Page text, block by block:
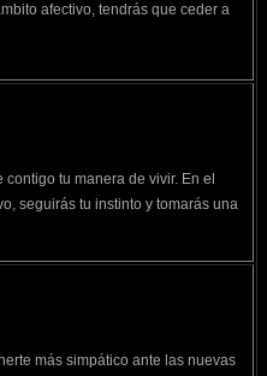
afectivo, tendrás que ceder a
tu manera de vivir. En el
seguirás tu instinto y tomarás una
más simpático ante las nuevas